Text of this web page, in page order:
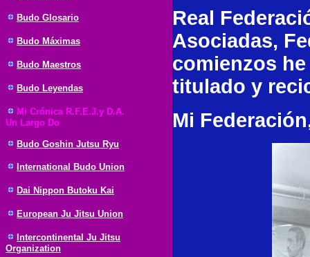
Budo Glosario
Budo Máximas
Budo Maestros
Budo Leyendas
Mi Crónica R.F.E.J.y D.A.
Un Largo Do
Budo Goshin Jutsu Ryu
International Budo Union
Dai Nippon Butoku Kai
European Ju Jitsu Union
Intercontinental Ju Jitsu
Organization
Real
Asociadas,
comienzos
titulado y
Mi